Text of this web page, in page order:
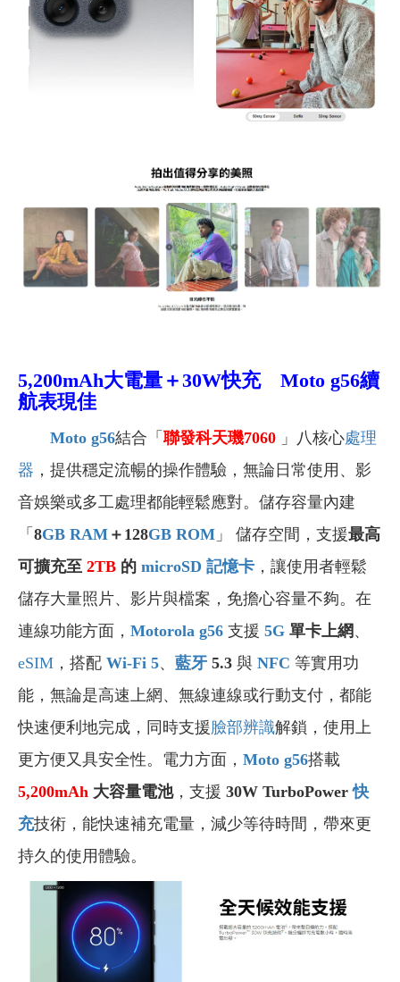
5,200mAh大電量＋30W快充 Moto g56續
航表現佳
Moto g56結合「 聯發科天璣7060 」八核心處理
器 ，提供穩定流暢的操作體驗，無論日常使用、影
音娛樂或多工處理都能輕鬆應對。儲存容量內建
「 8GB RAM ＋128GB ROM 」 儲存空間，支援最高
可擴充至 2TB 的 microSD 記憶卡 ，讓使用者輕鬆
儲存大量照片、影片與檔案，免擔心容量不夠。在
連線功能方面， Motorola g56 支援 5G 單卡上網 、
eSIM ，搭配 Wi-Fi 5、 藍牙 5.3 與 NFC 等實用功
能，無論是高速上網、無線連線或行動支付，都能
快速便利地完成，同時支援臉部辨識解鎖，使用上
更方便又具安全性。電力方面， Moto g56搭載
5,200mAh 大容量電池，支援 30W TurboPower快
充技術，能快速補充電量，減少等待時間，帶來更
持久的使用體驗。